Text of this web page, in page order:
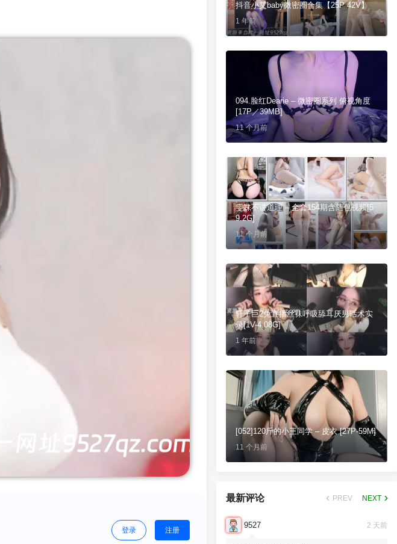
登录 注册
抖音小艾baby微密圈合集【25P 42V】
1 年前
094.脸红Dearie – 微密圈系列 俯视角度
[17P／39MB]
11 个月前
雯妹不讲道理 – 全套154期含随包视频[5
9.2G]
11 个月前
轩子巨2兔直播丝袜呼吸舔耳厌男话术实
录[1V-4.08G]
1 年前
[052]120斤的小王同学 – 皮衣 [27P-59M]
11 个月前
最新评论 PREV NEXT
9527 2 天前